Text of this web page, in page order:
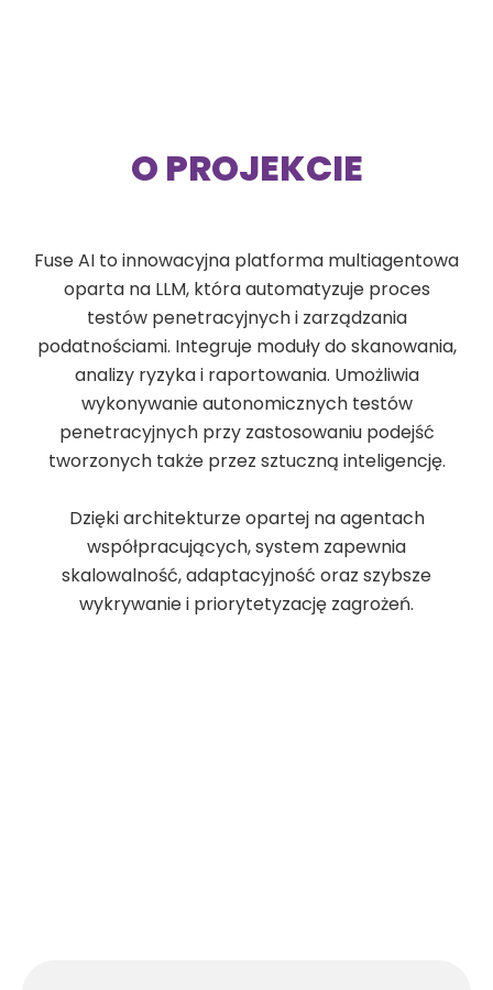
O PROJEKCIE
Fuse AI to innowacyjna platforma multiagentowa
oparta na LLM, która automatyzuje proces
testów penetracyjnych i zarządzania
podatnościami. Integruje moduły do skanowania,
analizy ryzyka i raportowania. Umożliwia
wykonywanie autonomicznych testów
penetracyjnych przy zastosowaniu podejść
tworzonych także przez sztuczną inteligencję.
Dzięki architekturze opartej na agentach
współpracujących, system zapewnia
skalowalność, adaptacyjność oraz szybsze
wykrywanie i priorytetyzację zagrożeń.